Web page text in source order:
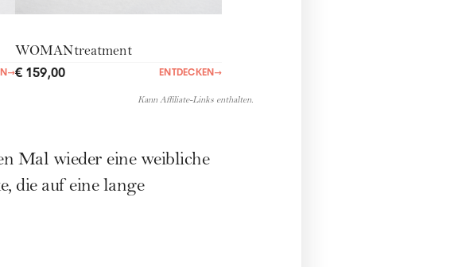
→
WOMANtreatment
€ 159,00 ENTDECKEN→
Kann Affiliate-Links enthalten.
Mal wieder eine weibliche
die auf eine lange